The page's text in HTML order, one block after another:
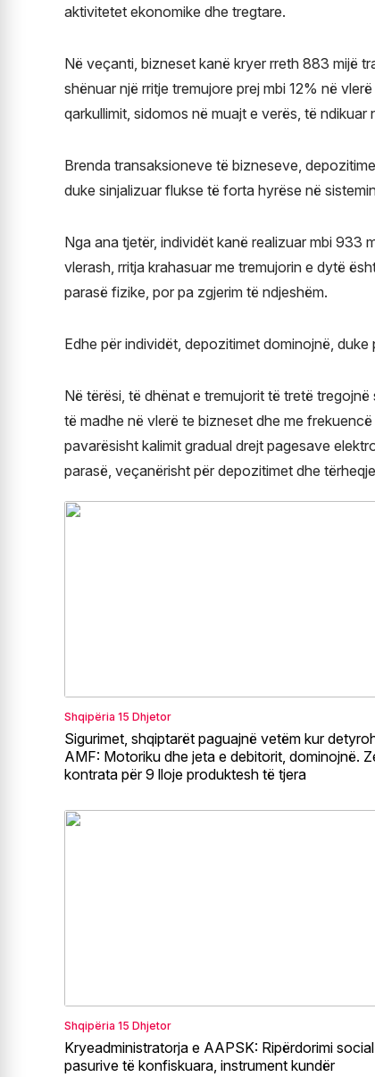
aktivitetet ekonomike dhe tregtare.
Në veçanti, bizneset kanë kryer rreth 883 mijë
shënuar një rritje tremujore prej mbi 12% në
qarkullimit, sidomos në muajt e verës, të
Brenda transaksioneve të bizneseve,
duke sinjalizuar flukse të forta hyrëse në
Nga ana tjetër, individët kanë realizuar mbi 933
vlerash, rritja krahasuar me tremujorin e dytë
parasë fizike, por pa zgjerim të ndjeshëm.
Edhe për individët, depozitimet dominojnë,
Në tërësi, të dhënat e tremujorit të tretë
të madhe në vlerë te bizneset dhe me
pavarësisht kalimit gradual drejt pagesave
parasë, veçanërisht për depozitimet dhe
Shqipëria 15 Dhjetor
Sigurimet, shqiptarët paguajnë vetëm kur
AMF: Motoriku dhe jeta e debitorit, dominojnë.
kontrata për 9 lloje produktesh të tjera
Shqipëria 15 Dhjetor
Kryeadministratorja e AAPSK: Ripërdorimi
pasurive të konfiskuara, instrument kundër